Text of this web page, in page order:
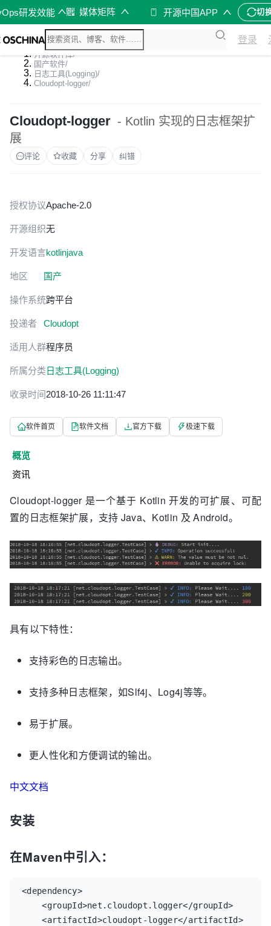
研发效能 媒体矩阵 开源中国APP 切
登录
开源软件库/
国产软件/
日志工具(Logging)/
Cloudopt-logger/
Cloudopt-logger - Kotlin 实现的日志框架扩
展
评论 收藏 分享 纠错
授权协议Apache-2.0
开源组织无
开发语言kotlinjava
地区 国产
操作系统跨平台
投递者 Cloudopt
适用人群程序员
所属分类 日志工具(Logging)
收录时间2018-10-26 11:11:47
软件首页 软件文档 官方下载 极速下载
概览
资讯
Cloudopt-logger 是一个基于 Kotlin 开发的可扩展、可配
置的日志框架扩展，支持 Java、Kotlin 及 Android。
具有以下特性：
支持彩色的日志输出。
支持多种日志框架，如Slf4j、Log4j等等。
易于扩展。
更人性化和方便调试的输出。
中文文档
安装
在Maven中引入：
<dependency>
<groupId>net.cloudopt.logger</groupId>
<artifactId>cloudopt-logger</artifactId>